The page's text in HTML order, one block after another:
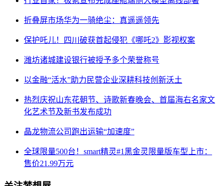
折叠屏市场华为一骑绝尘：真遥遥领先
保护吒儿！四川破获首起侵犯《哪吒2》影视权案
潍坊诸城建设银行被授予多个荣誉称号
以金融“活水”助力民营企业深耕科技创新沃土
热烈庆祝山东花朝节、诗歌新春晚会、首届海右名家文
化艺术节及新书发布成功
晶龙物流公司跑出运输“加速度”
全球限量500台！smart精灵#1黑金灵限量版车型上市：
售价21.99万元